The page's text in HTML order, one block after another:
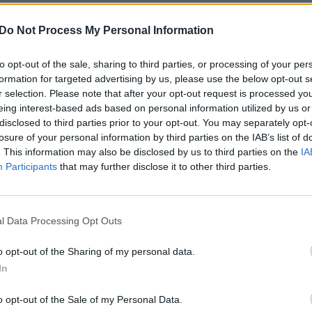
Do Not Process My Personal Information
opt-out of the sale, sharing to third parties, or processing of your
for targeted advertising by us, please use the below opt-out
selection. Please note that after your opt-out request is processed
interest-based ads based on personal information utilized by us
to third parties prior to your opt-out. You may separately
of your personal information by third parties on the IAB’s list of
This information may also be disclosed by us to third parties on the
Participants that may further disclose it to other third parties.
Data Processing Opt Outs
opt-out of the Sharing of my personal data.
opt-out of the Sale of my Personal Data.
tarp jų ir Lietuvoje.
organizaciją, kurioje darbuotojai gaudavo
sėkmingai įvykdytos apgaulės
nuo šios nusikalstamos grupuotės
bendra padaryta žala viršija 10 mln. eurų.
organizuota grupuotė Eurojustas
Karšta A. Kasparavičiaus ir Ž Pavilionio